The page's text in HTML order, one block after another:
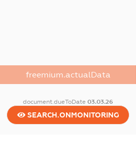
freemium.actualData
document.dueToDate03.03.26
SEARCH.ONMONITORING